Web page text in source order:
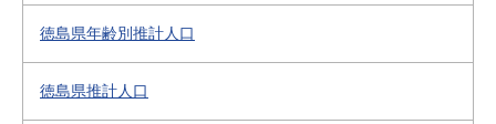
徳島県年齢別推計人口
徳島県推計人口